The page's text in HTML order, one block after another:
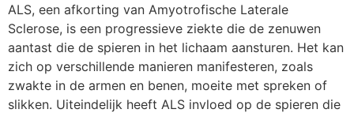
ALS, een afkorting van Amyotrofische Laterale
Sclerose, is een progressieve ziekte die de zenuwen
aantast die de spieren in het lichaam aansturen. Het kan
zich op verschillende manieren manifesteren, zoals
zwakte in de armen en benen, moeite met spreken of
slikken. Uiteindelijk heeft ALS invloed op de spieren die